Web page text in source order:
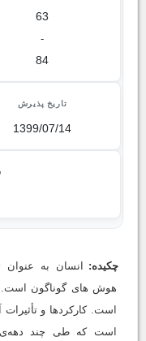
63
-
84
تاریخ پذیرش
1399/07/14
چکیده:
انسان به عنوان
هوش های گوناگون
است. کارکردها و
است که طی چند دهه‌ی